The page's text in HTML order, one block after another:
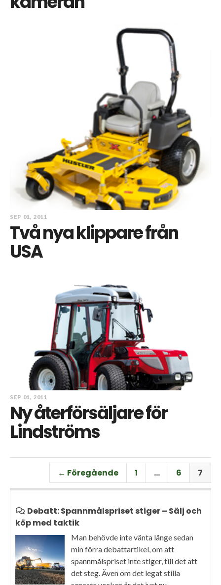
SEP 01, 2011
Två nya klippare från
USA
SEP 01, 2011
Ny återförsäljare för
Lindströms
← Föregående 1 … 6 7
Debatt: Spannmålspriset stiger – Sälj och
köp med taktik
Man behövde inte vänta länge sedan
min förra debattartikel, om att
spannmålspriset inte stiger, till det att
det steg. Även om det legat stilla